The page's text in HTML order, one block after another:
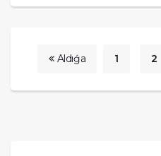
Aldıǵa 1 2